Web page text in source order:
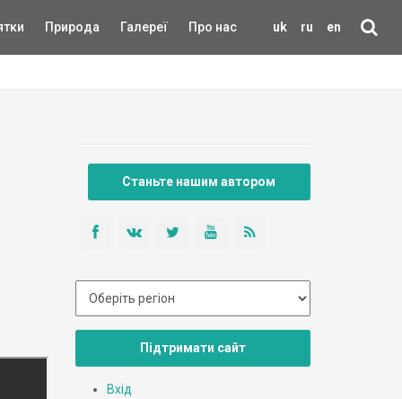
uk ru en
Природа Галереї Про нас
Станьте нашим автором
Підтримати сайт
Вхід